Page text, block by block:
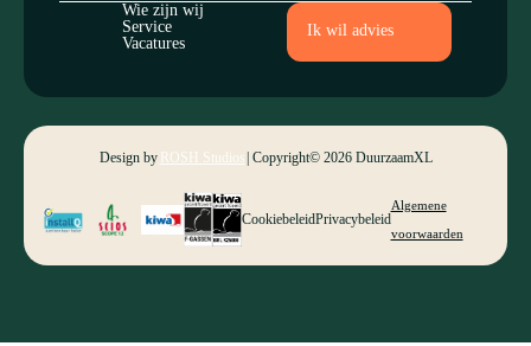
Wie zijn wij
Service
Vacatures
Ik wil advies
Design by ROSH Studios | Copyright© 2026 DuurzaamXL
CookiebeleidPrivacybeleid
Algemene
voorwaarden